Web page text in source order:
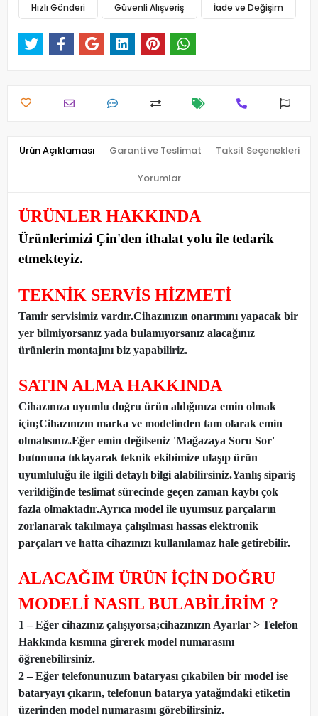
Hızlı Gönderi Güvenli Alışveriş İade ve Değişim
Ürün Açıklaması Garanti ve Teslimat Taksit Seçenekleri
Yorumlar
ÜRÜNLER HAKKINDA
Ürünlerimizi Çin'den ithalat yolu ile tedarik
etmekteyiz.
TEKNİK SERVİS HİZMETİ
Tamir servisimiz vardır.Cihazınızın onarımını yapacak bir
yer bilmiyorsanız yada bulamıyorsanız alacağınız
ürünlerin montajını biz yapabiliriz.
SATIN ALMA HAKKINDA
Cihazınıza uyumlu doğru ürün aldığınıza emin olmak
için;Cihazınızın marka ve modelinden tam olarak emin
olmalısınız.Eğer emin değilseniz 'Mağazaya Soru Sor'
butonuna tıklayarak teknik ekibimize ulaşıp ürün
uyumluluğu ile ilgili detaylı bilgi alabilirsiniz.Yanlış sipariş
verildiğinde teslimat sürecinde geçen zaman kaybı çok
fazla olmaktadır.Ayrıca model ile uyumsuz parçaların
zorlanarak takılmaya çalışılması hassas elektronik
parçaları ve hatta cihazınızı kullanılamaz hale getirebilir.
ALACAĞIM ÜRÜN İÇİN DOĞRU
MODELİ NASIL BULABİLİRİM ?
1 – Eğer cihazınız çalışıyorsa;cihazınızın Ayarlar > Telefon
Hakkında kısmına girerek model numarasını
öğrenebilirsiniz.
2 – Eğer telefonunuzun bataryası çıkabilen bir model ise
bataryayı çıkarın, telefonun batarya yatağındaki etiketin
üzerinden model numarasını görebilirsiniz.